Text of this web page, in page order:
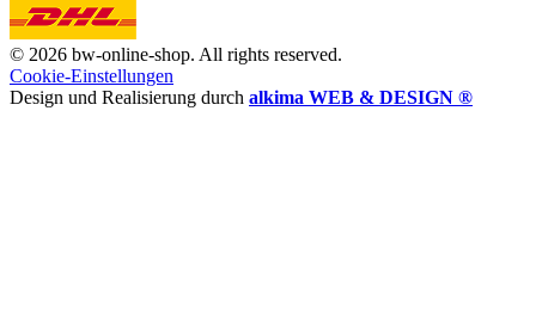
© 2026 bw-online-shop. All rights reserved.
Cookie-Einstellungen
Design und Realisierung durch alkima WEB & DESIGN ®